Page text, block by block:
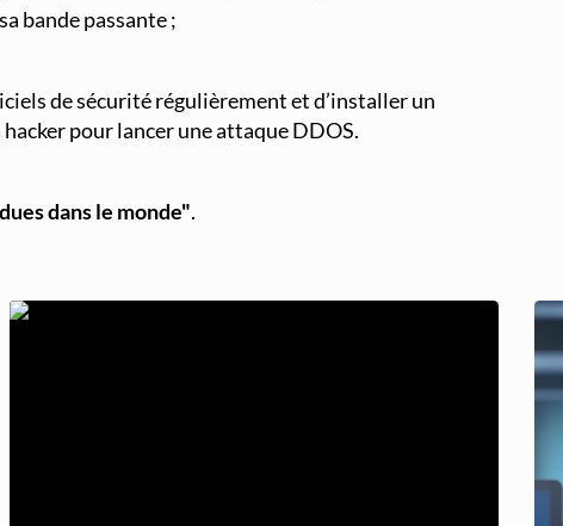
bande passante ;
de sécurité régulièrement et d’installer un
pour lancer une attaque DDOS.
dans le monde".